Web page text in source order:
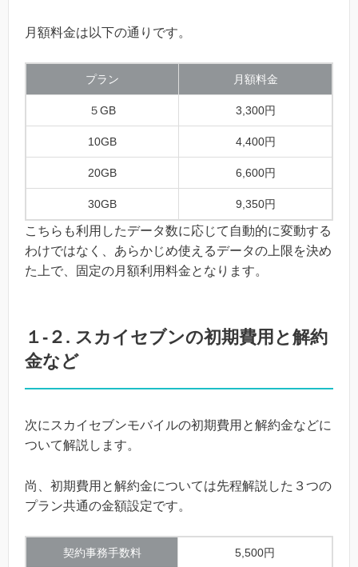
月額料金は以下の通りです。
プラン 月額料金
５GB 3,300円
10GB 4,400円
20GB 6,600円
30GB 9,350円
こちらも利用したデータ数に応じて自動的に変動する
わけではなく、あらかじめ使えるデータの上限を決め
た上で、固定の月額利用料金となります。
１-２. スカイセブンの初期費用と解約
金など
次にスカイセブンモバイルの初期費用と解約金などに
ついて解説します。
尚、初期費用と解約金については先程解説した３つの
プラン共通の金額設定です。
契約事務手数料 5,500円